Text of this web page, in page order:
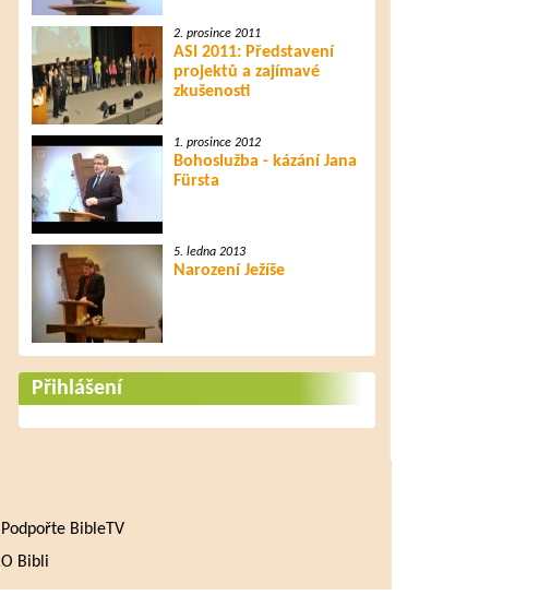
2. prosince 2011
ASI 2011: Představení
projektů a zajímavé
zkušenosti
1. prosince 2012
Bohoslužba - kázání Jana
Fürsta
5. ledna 2013
Narození Ježíše
Přihlášení
Podpořte BibleTV
O Bibli